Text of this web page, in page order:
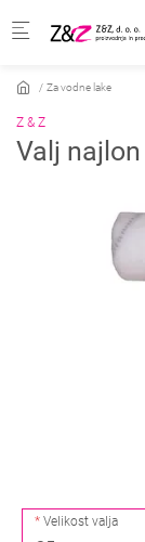
Za vodne lake
Z & Z
Valj
Velikost valja